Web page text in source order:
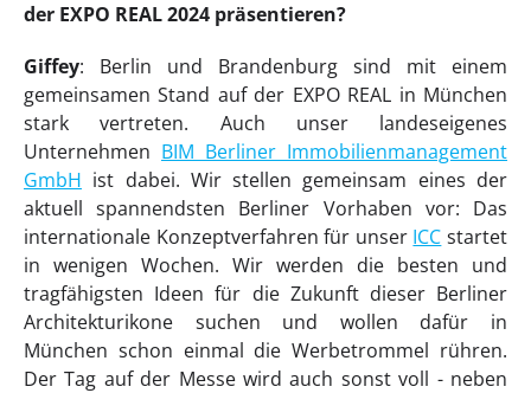
der EXPO REAL 2024 präsentieren?
Giffey: Berlin und Brandenburg sind mit einem
gemeinsamen Stand auf der EXPO REAL in München
stark vertreten. Auch unser landeseigenes
Unternehmen BIM Berliner Immobilienmanagement
GmbH ist dabei. Wir stellen gemeinsam eines der
aktuell spannendsten Berliner Vorhaben vor: Das
internationale Konzeptverfahren für unser ICC startet
in wenigen Wochen. Wir werden die besten und
tragfähigsten Ideen für die Zukunft dieser Berliner
Architekturikone suchen und wollen dafür in
München schon einmal die Werbetrommel rühren.
Der Tag auf der Messe wird auch sonst voll - neben